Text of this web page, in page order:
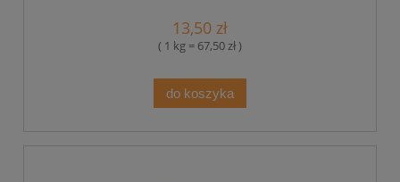
13,50 zł
( 1 kg = 67,50 zł )
do koszyka